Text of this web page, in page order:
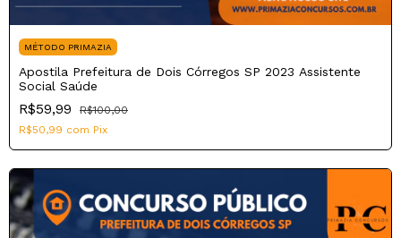
MÉTODO PRIMAZIA
Apostila Prefeitura de Dois Córregos SP 2023 Assistente
Social Saúde
R$59,99
R$100,00
R$50,99 com Pix